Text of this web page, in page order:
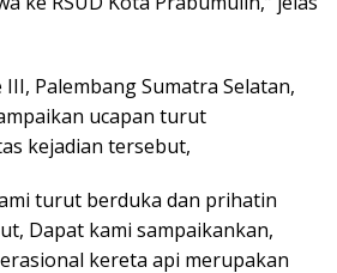
III, Palembang Sumatra Selatan,
ucapan turut
kejadian tersebut,
turut berduka dan prihatin
Dapat kami sampaikankan,
kereta api merupakan